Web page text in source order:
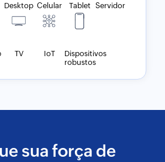
Desktop Celular Tablet Servidor
TV IoT
Dispositivos
robustos
sua força de